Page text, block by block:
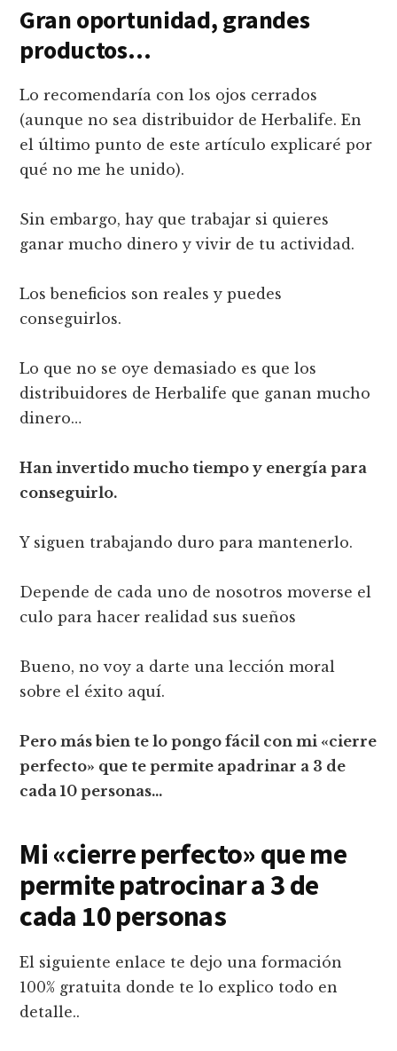
Gran oportunidad, grandes
productos…
Lo recomendaría con los ojos cerrados
(aunque no sea distribuidor de Herbalife. En
el último punto de este artículo explicaré por
qué no me he unido).
Sin embargo, hay que trabajar si quieres
ganar mucho dinero y vivir de tu actividad.
Los beneficios son reales y puedes
conseguirlos.
Lo que no se oye demasiado es que los
distribuidores de Herbalife que ganan mucho
dinero…
Han invertido mucho tiempo y energía para
conseguirlo.
Y siguen trabajando duro para mantenerlo.
Depende de cada uno de nosotros moverse el
culo para hacer realidad sus sueños
Bueno, no voy a darte una lección moral
sobre el éxito aquí.
Pero más bien te lo pongo fácil con mi «cierre
perfecto» que te permite apadrinar a 3 de
cada 10 personas…
Mi «cierre perfecto» que me
permite patrocinar a 3 de
cada 10 personas
El siguiente enlace te dejo una formación
100% gratuita donde te lo explico todo en
detalle..